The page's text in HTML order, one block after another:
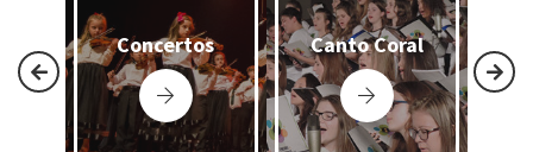
Concertos Canto Coral